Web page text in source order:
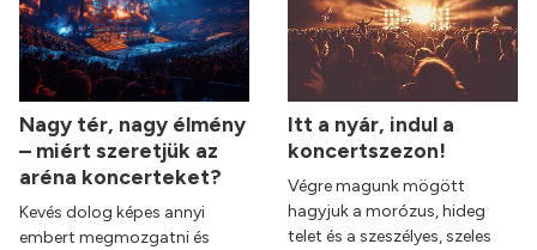
Nagy tér, nagy élmény
– miért szeretjük az
aréna koncerteket?
Kevés dolog képes annyi
embert megmozgatni és
Itt a nyár, indul a
koncertszezon!
Végre magunk mögött
hagyjuk a morózus, hideg
telet és a szeszélyes, szeles